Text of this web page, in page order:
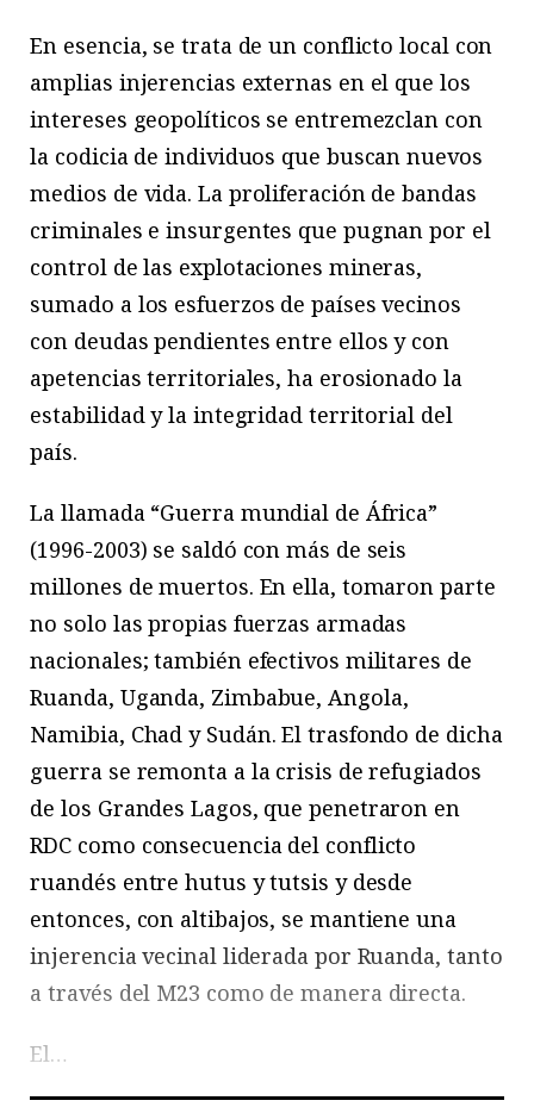
En esencia, se trata de un conflicto local con
amplias injerencias externas en el que los
intereses geopolíticos se entremezclan con
la codicia de individuos que buscan nuevos
medios de vida. La proliferación de bandas
criminales e insurgentes que pugnan por el
control de las explotaciones mineras,
sumado a los esfuerzos de países vecinos
con deudas pendientes entre ellos y con
apetencias territoriales, ha erosionado la
estabilidad y la integridad territorial del
país.
La llamada “Guerra mundial de África”
(1996-2003) se saldó con más de seis
millones de muertos. En ella, tomaron parte
no solo las propias fuerzas armadas
nacionales; también efectivos militares de
Ruanda, Uganda, Zimbabue, Angola,
Namibia, Chad y Sudán. El trasfondo de dicha
guerra se remonta a la crisis de refugiados
de los Grandes Lagos, que penetraron en
RDC como consecuencia del conflicto
ruandés entre hutus y tutsis y desde
entonces, con altibajos, se mantiene una
injerencia vecinal liderada por Ruanda, tanto
a través del M23 como de manera directa.
El…